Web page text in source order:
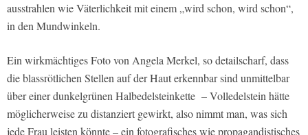
ausstrahlen wie Väterlichkeit mit einem „wird schon, wird schon“,
in den Mundwinkeln.
Ein wirkmächtiges Foto von Angela Merkel, so detailscharf, dass
die blassrötlichen Stellen auf der Haut erkennbar sind unmittelbar
über einer dunkelgrünen Halbedelsteinkette – Volledelstein hätte
möglicherweise zu distanziert gewirkt, also nimmt man, was sich
jede Frau leisten könnte – ein fotografisches wie propagandistisches